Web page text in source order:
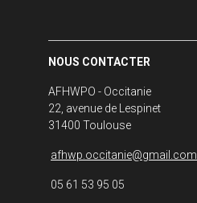
NOUS CONTACTER
AFHWPO - Occitanie
22, avenue de Lespinet
31400 Toulouse
afhwp.occitanie@gmail.com
05 61 53 95 05